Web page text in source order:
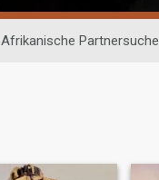
Afrikanische Partnersuche